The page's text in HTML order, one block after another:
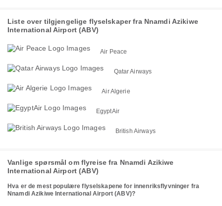
Liste over tilgjengelige flyselskaper fra Nnamdi Azikiwe
International Airport (ABV)
Air Peace
Qatar Airways
Air Algerie
EgyptAir
British Airways
Vanlige spørsmål om flyreise fra Nnamdi Azikiwe
International Airport (ABV)
Hva er de mest populære flyselskapene for innenriksflyvninger fra
Nnamdi Azikiwe International Airport (ABV)?